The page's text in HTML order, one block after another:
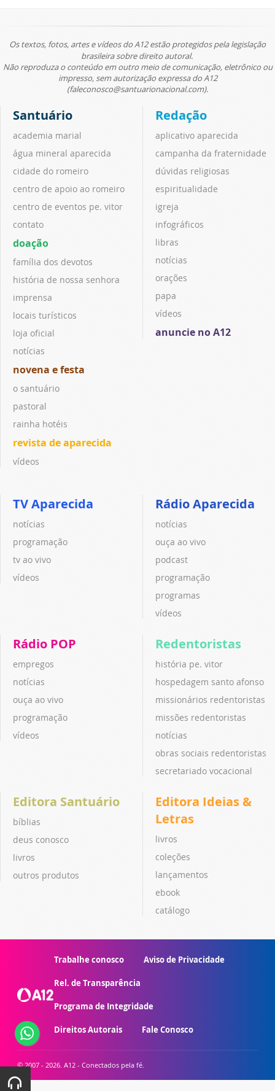
Os textos, fotos, artes e vídeos do A12 estão protegidos pela legislação
brasileira sobre direito autoral.
Não reproduza o conteúdo em outro meio de comunicação, eletrônico ou
impresso, sem autorização expressa do A12
(faleconosco@santuarionacional.com).
Santuário
academia marial
água mineral aparecida
cidade do romeiro
centro de apoio ao romeiro
centro de eventos pe. vitor
contato
doação
família dos devotos
história de nossa senhora
imprensa
locais turísticos
loja oficial
notícias
novena e festa
o santuário
pastoral
rainha hotéis
revista de aparecida
vídeos
Redação
aplicativo aparecida
campanha da fraternidade
dúvidas religiosas
espiritualidade
igreja
infográficos
libras
notícias
orações
papa
vídeos
anuncie no A12
TV Aparecida
notícias
programação
tv ao vivo
vídeos
Rádio Aparecida
notícias
ouça ao vivo
podcast
programação
programas
vídeos
Rádio POP
empregos
notícias
ouça ao vivo
programação
vídeos
Redentoristas
história pe. vitor
hospedagem santo afonso
missionários redentoristas
missões redentoristas
notícias
obras sociais redentoristas
secretariado vocacional
Editora Santuário
bíblias
deus conosco
livros
outros produtos
Editora Ideias &
Letras
livros
coleções
lançamentos
ebook
catálogo
Trabalhe conosco Aviso de Privacidade
Rel. de Transparência
Programa de Integridade
Direitos Autorais Fale Conosco
© 2007 - 2026. A12 - Conectados pela fé.